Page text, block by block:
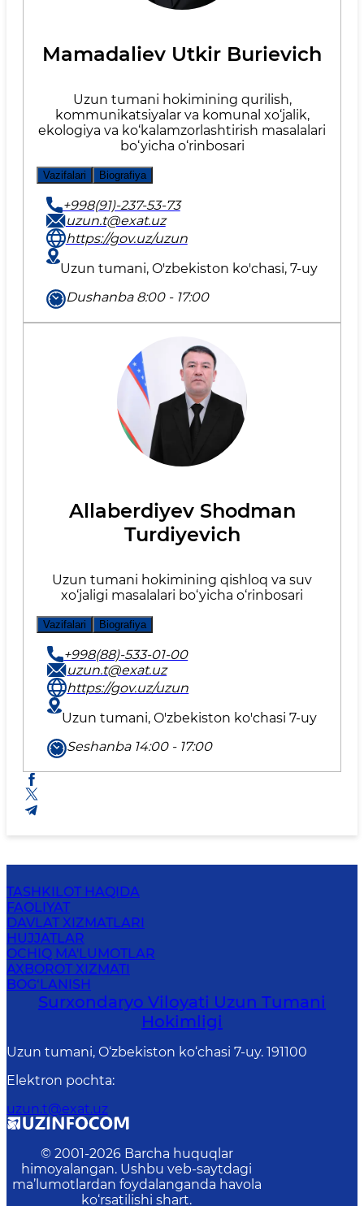
Mamadaliev Utkir Burievich
Uzun tumani hokimining qurilish,
kommunikatsiyalar va komunal xo‘jalik,
ekologiya va ko‘kalamzorlashtirish masalalari
bo‘yicha o‘rinbosari
Vazifalari Biografiya
+998(91)-237-53-73
uzun.t@exat.uz
https://gov.uz/uzun
Uzun tumani, O'zbekiston ko'chasi, 7-uy
Dushanba 8:00 - 17:00
Allaberdiyev Shodman
Turdiyevich
Uzun tumani hokimining qishloq va suv
xo‘jaligi masalalari bo‘yicha o‘rinbosari
Vazifalari Biografiya
+998(88)-533-01-00
uzun.t@exat.uz
https://gov.uz/uzun
Uzun tumani, O'zbekiston ko'chasi 7-uy
Seshanba 14:00 - 17:00
TASHKILOT HAQIDA
FAOLIYAT
DAVLAT XIZMATLARI
HUJJATLAR
OCHIQ MA'LUMOTLAR
AXBOROT XIZMATI
BOG‘LANISH
Surxondaryo Viloyati Uzun Tumani
Hokimligi
Uzun tumani, O‘zbekiston ko‘chasi 7-uy. 191100
Elektron pochta:
uzun.t@exat.uz
© 2001-2026 Barcha huquqlar
himoyalangan. Ushbu veb-saytdagi
ma’lumotlardan foydalanganda havola
ko‘rsatilishi shart.